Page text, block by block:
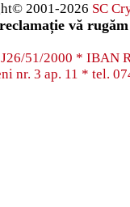
2001-2026 SC
vă
51/2000 * IBAN
nr. 3 ap. 11 * tel.